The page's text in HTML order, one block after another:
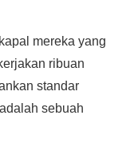
mereka yang
ribuan
standar
sebuah